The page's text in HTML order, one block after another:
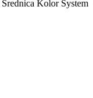
Średnica Kolor System